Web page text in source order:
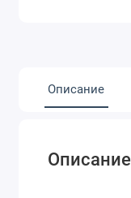
Описание
Описание